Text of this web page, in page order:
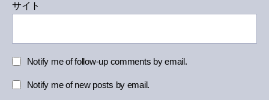
サイト
Notify me of follow-up comments by email.
Notify me of new posts by email.